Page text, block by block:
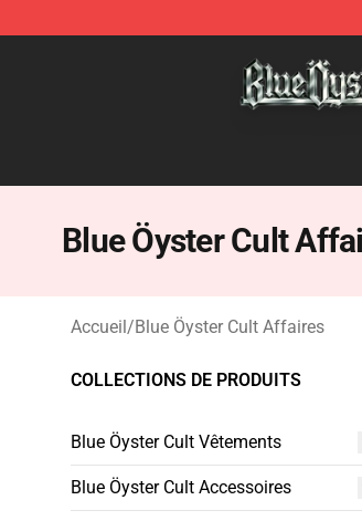
Blue Öyster Cult
Accueil/Blue Öyster Cult Affaires
COLLECTIONS DE PRODUITS
Blue Öyster Cult Vêtements
Blue Öyster Cult Accessoires